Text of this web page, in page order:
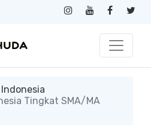
Tingkat SMA/MA